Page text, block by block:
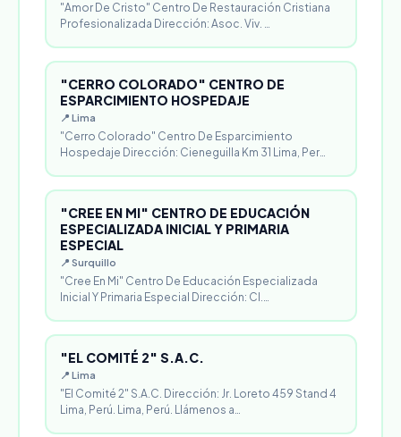
"Amor De Cristo" Centro De Restauración Cristiana
Profesionalizada Dirección: Asoc. Viv. …
"CERRO COLORADO" CENTRO DE
ESPARCIMIENTO HOSPEDAJE
📍 Lima
"Cerro Colorado" Centro De Esparcimiento
Hospedaje Dirección: Cieneguilla Km 31 Lima, Per…
"CREE EN MI" CENTRO DE EDUCACIÓN
ESPECIALIZADA INICIAL Y PRIMARIA
ESPECIAL
📍 Surquillo
"Cree En Mi" Centro De Educación Especializada
Inicial Y Primaria Especial Dirección: Cl.…
"EL COMITÉ 2" S.A.C.
📍 Lima
"El Comité 2" S.A.C. Dirección: Jr. Loreto 459 Stand 4
Lima, Perú. Lima, Perú. Llámenos a…